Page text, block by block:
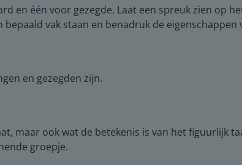
en één voor gezegde. Laat een spreuk zien op
vak staan en benadruk de eigenschappen
en gezegden zijn.
maar ook wat de betekenis is van het figuurlijk
groepje.